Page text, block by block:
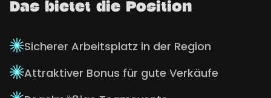
Das bietet die Position
Sicherer Arbeitsplatz in der Region
Attraktiver Bonus für gute Verkäufe